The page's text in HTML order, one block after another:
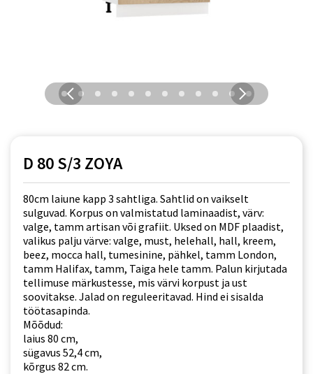
D 80 S/3 ZOYA
80cm laiune kapp 3 sahtliga. Sahtlid on vaikselt
sulguvad. Korpus on valmistatud laminaadist, värv:
valge, tamm artisan või grafiit. Uksed on MDF plaadist,
valikus palju värve: valge, must, helehall, hall, kreem,
beez, mocca hall, tumesinine, pähkel, tamm London,
tamm Halifax, tamm, Taiga hele tamm. Palun kirjutada
tellimuse märkustesse, mis värvi korpust ja ust
soovitakse. Jalad on reguleeritavad. Hind ei sisalda
töötasapinda.
Mõõdud:
laius 80 cm,
sügavus 52,4 cm,
kõrgus 82 cm.